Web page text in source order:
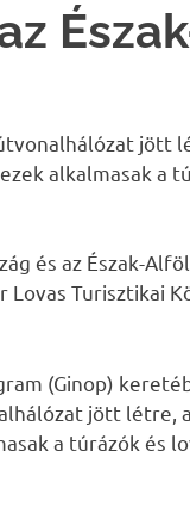
jött
alkalmasak a
és az Észak-
Turisztikai
(Ginop)
jött létre,
a túrázók és